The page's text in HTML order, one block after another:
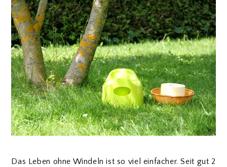
Das Leben ohne Windeln ist so viel einfacher. Seit gut 2